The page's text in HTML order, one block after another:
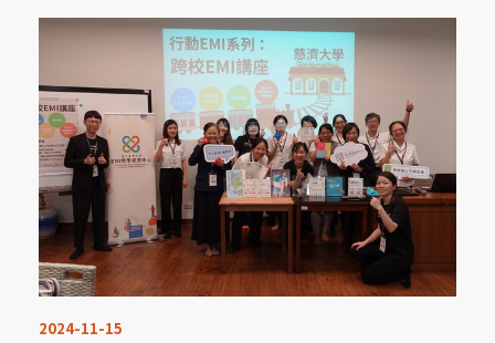
2024-11-15